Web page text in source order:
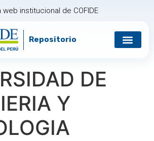
web institucional de COFIDE
Repositorio
DE
Y